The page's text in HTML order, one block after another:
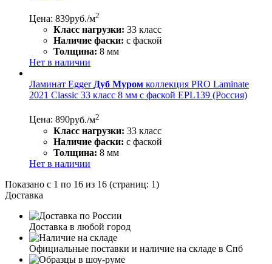
Цена: 839руб./м2
Класс нагрузки: 33 класс
Наличие фаски: с фаской
Толщина: 8 мм
Нет в наличии
Ламинат Egger Дуб Муром коллекция PRO Laminate
2021 Classic 33 класс 8 мм с фаской EPL139 (Россия)
Цена: 890руб./м2
Класс нагрузки: 33 класс
Наличие фаски: с фаской
Толщина: 8 мм
Нет в наличии
Показано с 1 по 16 из 16 (страниц: 1)
Доставка
Доставка в любой город
Официальные поставки и наличие на складе в Спб